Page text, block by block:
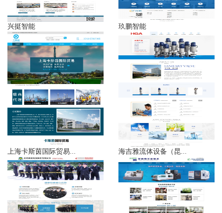
兴挺智能 玖鹏智能
上海卡斯茵国际贸易... 海吉雅流体设备（昆...